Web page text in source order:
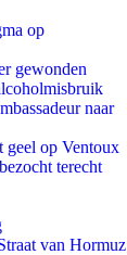
op
gewonden
naar
geel op Ventoux
terecht
van Hormuz